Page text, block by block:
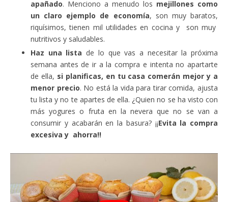
apañado. Menciono a menudo los mejillones como
un claro ejemplo de economía, son muy baratos,
riquísimos, tienen mil utilidades en cocina y son muy
nutritivos y saludables.
Haz una lista de lo que vas a necesitar la próxima
semana antes de ir a la compra e intenta no apartarte
de ella, si planificas, en tu casa comerán mejor y a
menor precio. No está la vida para tirar comida, ajusta
tu lista y no te apartes de ella. ¿Quien no se ha visto con
más yogures o fruta en la nevera que no se van a
consumir y acabarán en la basura? ¡¡Evita la compra
excesiva y ahorra!!